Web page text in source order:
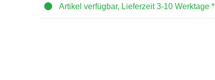
Artikel verfügbar, Lieferzeit 3-10 Werktage *